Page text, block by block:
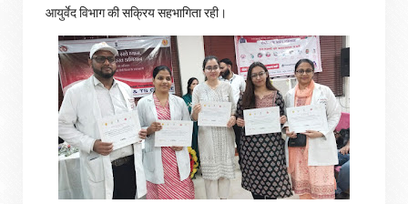
आयुर्वेद विभाग की सक्रिय सहभागिता रही।